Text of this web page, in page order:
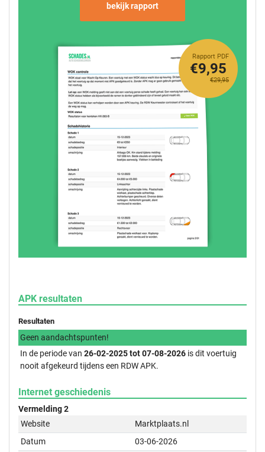
bekijk rapport
Rapport PDF
€29,95
€9,95
APK resultaten
Resultaten
Geen aandachtspunten!
In de periode van 26-02-2025 tot 07-08-2026 is dit voertuig
nooit afgekeurd tijdens een RDW APK.
Internet geschiedenis
Vermelding 2
Website
Marktplaats.nl
Datum
03-06-2026